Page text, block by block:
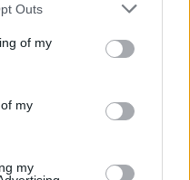
Outs
of my
my
my